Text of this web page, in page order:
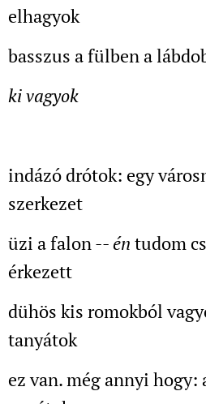
elhagyok
basszus a fülben a
ki vagyok
indázó drótok: egy
szerkezet
üzi a falon -- én tudom
érkezett
dühös kis romokból
tanyátok
ez van. még annyi hogy: